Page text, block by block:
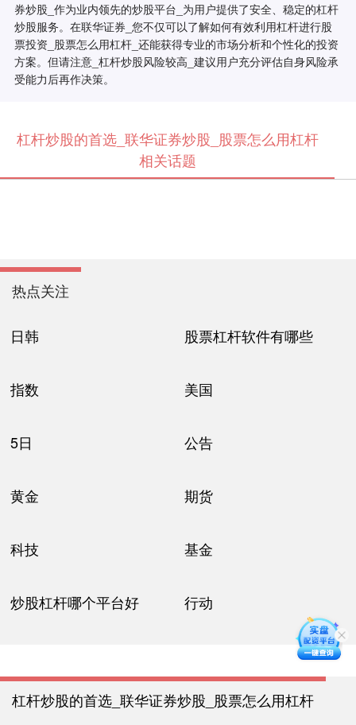
券炒股_作为业内领先的炒股平台_为用户提供了安全、稳定的杠杆
炒股服务。在联华证券_您不仅可以了解如何有效利用杠杆进行股
票投资_股票怎么用杠杆_还能获得专业的市场分析和个性化的投资
方案。但请注意_杠杆炒股风险较高_建议用户充分评估自身风险承
受能力后再作决策。
杠杆炒股的首选_联华证券炒股_股票怎么用杠杆
相关话题
热点关注
日韩 股票杠杆软件有哪些
指数 美国
5日 公告
黄金 期货
科技 基金
炒股杠杆哪个平台好 行动
杠杆炒股的首选_联华证券炒股_股票怎么用杠杆